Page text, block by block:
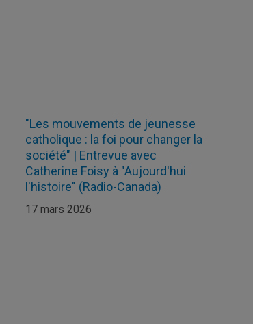
"Les mouvements de jeunesse
catholique : la foi pour changer la
société" | Entrevue avec
Catherine Foisy à "Aujourd'hui
l'histoire" (Radio-Canada)
17 mars 2026